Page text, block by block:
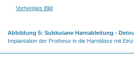
Vorheriges Bild
Abbildung 5: Subkutane Harnableitung -
Implantation der Prothese in die Harnblase mit